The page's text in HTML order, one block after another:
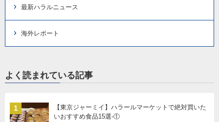
最新ハラルニュース
海外レポート
よく読まれている記事
1
【東京ジャーミイ】ハラールマーケットで絶対買いた
いおすすめ食品15選-①